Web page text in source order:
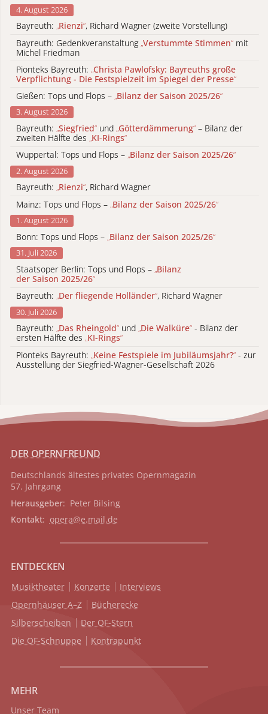
4. August 2026
Bayreuth: „Rienzi“, Richard Wagner (zweite Vorstellung)
Bayreuth: Gedenkveranstaltung „Verstummte Stimmen“ mit
Michel Friedman
Pionteks Bayreuth: „Christa Pawlofsky: Bayreuths große
Verpflichtung - Die Festspielzeit im Spiegel der Presse“
Gießen: Tops und Flops – „Bilanz der Saison 2025/26“
3. August 2026
Bayreuth: „Siegfried“ und „Götterdämmerung“ – Bilanz der
zweiten Hälfte des „KI-Rings“
Wuppertal: Tops und Flops – „Bilanz der Saison 2025/26“
2. August 2026
Bayreuth: „Rienzi“, Richard Wagner
Mainz: Tops und Flops – „Bilanz der Saison 2025/26“
1. August 2026
Bonn: Tops und Flops – „Bilanz der Saison 2025/26“
31. Juli 2026
Staatsoper Berlin: Tops und Flops – „Bilanz
der Saison 2025/26“
Bayreuth: „Der fliegende Holländer“, Richard Wagner
30. Juli 2026
Bayreuth: „Das Rheingold“ und „Die Walküre“ - Bilanz der
ersten Hälfte des „KI-Rings“
Pionteks Bayreuth: „Keine Festspiele im Jubiläumsjahr?“ - zur
Ausstellung der Siegfried-Wagner-Gesellschaft 2026
DER OPERNFREUND
Deutschlands ältestes privates Opernmagazin
57. Jahrgang
Herausgeber: Peter Bilsing
Kontakt: opera@e.mail.de
ENTDECKEN
Musiktheater Konzerte
Interviews
Opernhäuser A–Z
Bücherecke
Silberscheiben
Der OF-Stern
Die OF-Schnuppe
Kontrapunkt
MEHR
Unser Team